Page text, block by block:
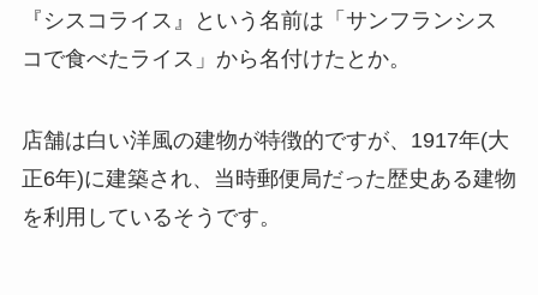
『シスコライス』という名前は「サンフランシス
コで食べたライス」から名付けたとか。
店舗は白い洋風の建物が特徴的ですが、1917年(大
正6年)に建築され、当時郵便局だった歴史ある建物
を利用しているそうです。